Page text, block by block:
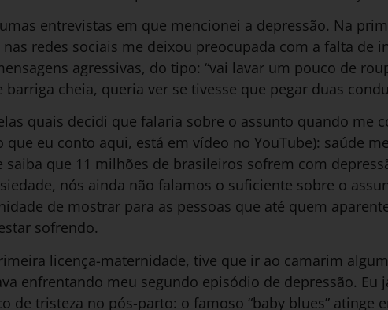
entrevistas em que mencionei a depressão. Na
redes sociais me deixou preocupada com a falta de
agressivas, do tipo: “vai lavar um pouco de
barriga cheia, queria ver se tivesse que pegar duas
quais decidi que falaria sobre o assunto quando me
que eu conto aqui, está em vídeo no YouTube): saúde
saiba que 11 milhões de brasileiros sofrem com
nós ainda não falamos o suficiente sobre o
de mostrar para as pessoas que até quem
sofrendo.
licença-maternidade, tive que ir ao camarim
enfrentando meu segundo episódio de depressão. Eu
de tristeza no pós-parto: o famoso “baby blues” atinge